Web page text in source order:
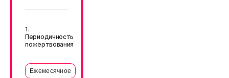
1.
Периодичность
пожертвования
Ежемесячное